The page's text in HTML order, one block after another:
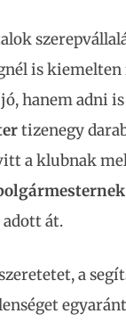
is kiemelten
hanem adni
tizenegy
a klubnak
adott át.
a